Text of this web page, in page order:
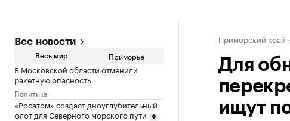
Все новости
Весь мир Приморье
В Московской области отменили
ракетную опасность
Политика
«Росатом» создаст дноуглубительный
флот для Северного морского пути
Приморский край
Для
ищут